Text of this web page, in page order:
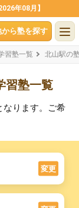
年08月】
から塾を探す
習塾一覧 北山駅の
習塾一覧
なります。ご希
変更